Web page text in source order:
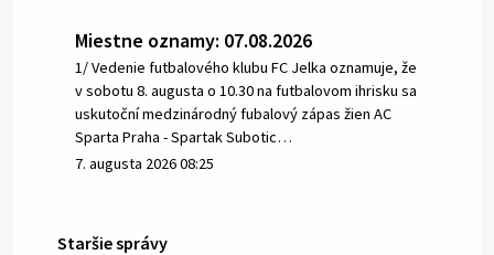
Miestne oznamy: 07.08.2026
1/ Vedenie futbalového klubu FC Jelka oznamuje, že
v sobotu 8. augusta o 10.30 na futbalovom ihrisku sa
uskutoční medzinárodný fubalový zápas žien AC
Sparta Praha - Spartak Subotic…
7. augusta 2026 08:25
Staršie správy